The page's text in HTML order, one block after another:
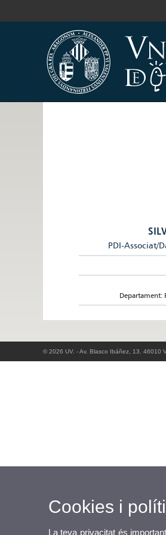
PDI-Associat/
Departament:
© 2026 UV. - Av. Blasco Ibáñez, 13. 46010
Cookies i
La teva privacitat és